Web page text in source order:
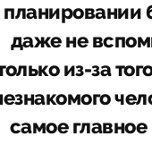
планировании
даже не
из-за
самое